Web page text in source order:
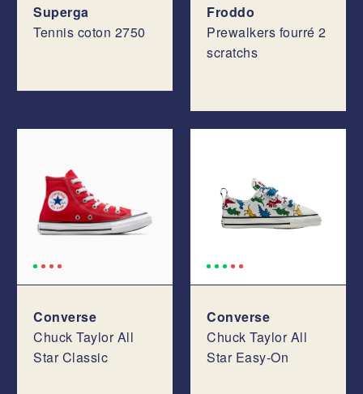
Superga
Tennis coton 2750
Froddo
Prewalkers fourré 2
scratchs
Converse
Chuck Taylor All
Star Classic
Converse
Chuck Taylor All
Star Easy-On